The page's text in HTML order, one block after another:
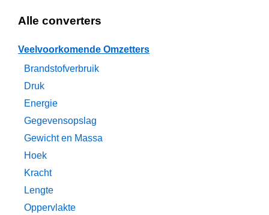
Alle converters
Veelvoorkomende Omzetters
Brandstofverbruik
Druk
Energie
Gegevensopslag
Gewicht en Massa
Hoek
Kracht
Lengte
Oppervlakte